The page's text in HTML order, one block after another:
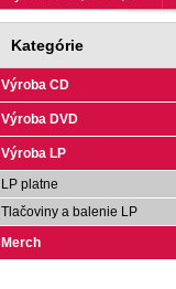
Kategórie
Výroba CD
Výroba DVD
Výroba LP
LP platne
Tlačoviny a balenie LP
Merch